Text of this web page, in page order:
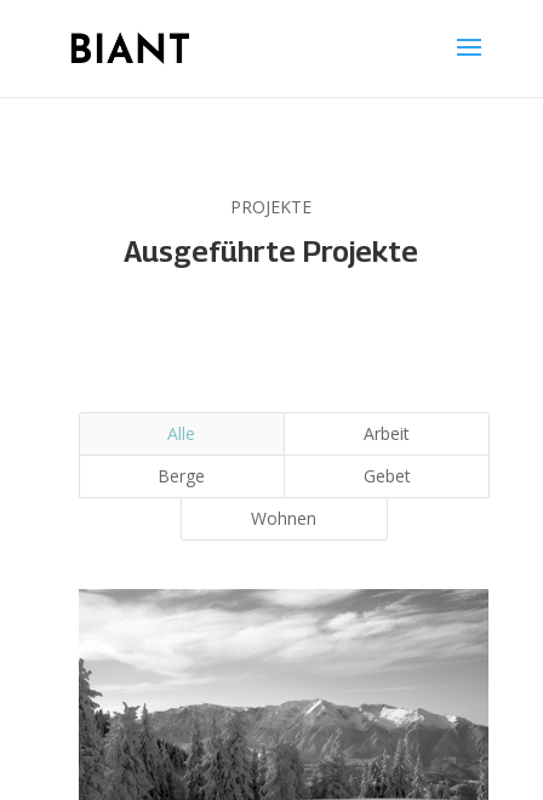
PROJEKTE
Ausgeführte Projekte
Alle
Arbeit
Berge
Gebet
Wohnen